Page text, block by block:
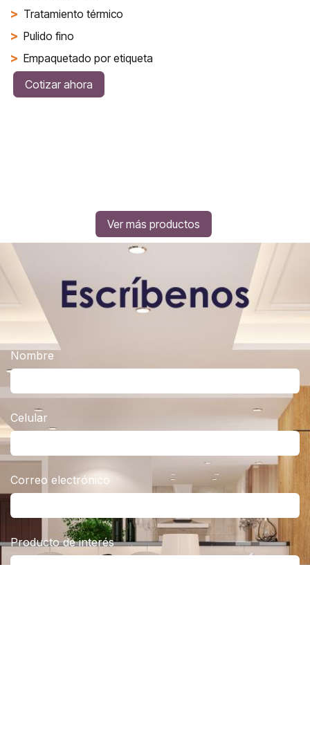
> Tratamiento térmico
> Pulido fino
> Empaquetado por etiqueta
Cotizar ahora
Ver más productos
Nombre
Celular
Correo electrónico
Producto de interés